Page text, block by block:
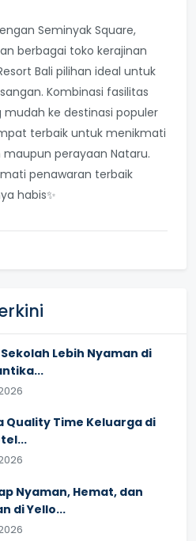
Seminyak Square,
berbagai toko kerajinan
Bali pilihan ideal untuk
Kombinasi fasilitas
ke destinasi populer
terbaik untuk menikmati
perayaan Nataru.
penawaran terbaik
habis✨
Lebih Nyaman di
Quality Time Keluarga di
Nyaman, Hemat, dan
di Yello...